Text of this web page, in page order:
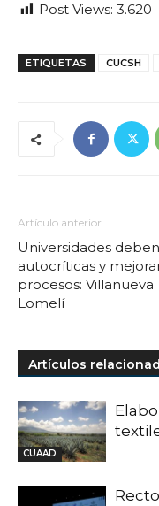
Post Views: 3.620
ETIQUETAS CUCSH
Artículo anterior
Universidades
autocríticas y
procesos: Villanueva
Lomelí
Artículos
CUAAD